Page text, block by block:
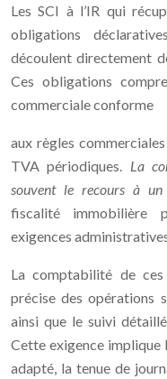
Les SCI à l’IR qui
obligations
découlent directement
Ces obligations
commerciale conforme
aux règles
TVA périodiques. La
souvent le recours à un
fiscalité immobilière
exigences
La comptabilité de
précise des opérations
ainsi que le suivi
Cette exigence implique
adapté, la tenue de